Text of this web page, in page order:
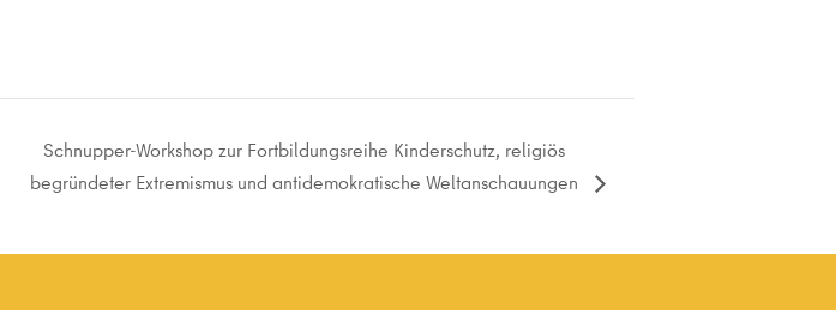
Schnupper-Workshop zur Fortbildungsreihe Kinderschutz, religiös
begründeter Extremismus und antidemokratische Weltanschauungen